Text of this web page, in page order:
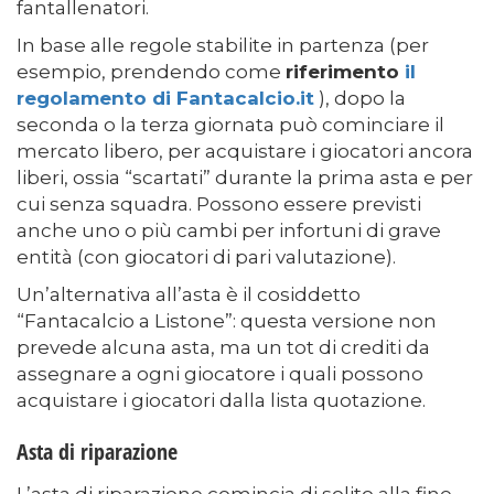
fantallenatori.
In base alle regole stabilite in partenza (per
esempio, prendendo come riferimento il
regolamento di Fantacalcio.it ), dopo la
seconda o la terza giornata può cominciare il
mercato libero, per acquistare i giocatori ancora
liberi, ossia “scartati” durante la prima asta e per
cui senza squadra. Possono essere previsti
anche uno o più cambi per infortuni di grave
entità (con giocatori di pari valutazione).
Un’alternativa all’asta è il cosiddetto
“Fantacalcio a Listone”: questa versione non
prevede alcuna asta, ma un tot di crediti da
assegnare a ogni giocatore i quali possono
acquistare i giocatori dalla lista quotazione.
Asta di riparazione